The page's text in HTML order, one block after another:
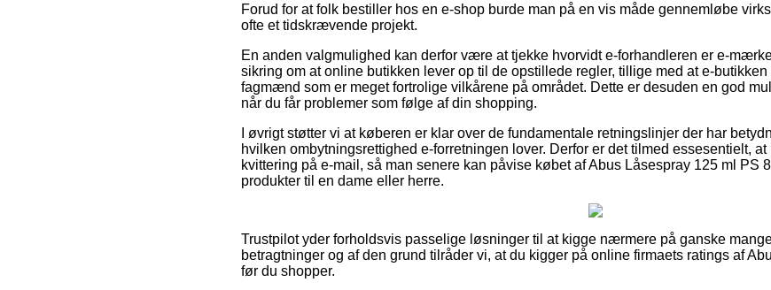
Forud for at folk bestiller hos en e-shop burde man på en vis måde gennemløbe
ofte et tidskrævende projekt.
En anden valgmulighed kan derfor være at tjekke hvorvidt e-forhandleren er e-
sikring om at online butikken lever op til de opstillede regler, tillige med at e-
fagmænd som er meget fortrolige vilkårene på området. Dette er desuden en god
når du får problemer som følge af din shopping.
I øvrigt støtter vi at køberen er klar over de fundamentale retningslinjer der har
hvilken ombytningsrettighed e-forretningen lover. Derfor er det tilmed essesentielt,
kvittering på e-mail, så man senere kan påvise købet af Abus Låsespray 125 ml PS
produkter til en dame eller herre.
Trustpilot yder forholdsvis passelige løsninger til at kigge nærmere på ganske
betragtninger og af den grund tilråder vi, at du kigger på online firmaets ratings af
før du shopper.